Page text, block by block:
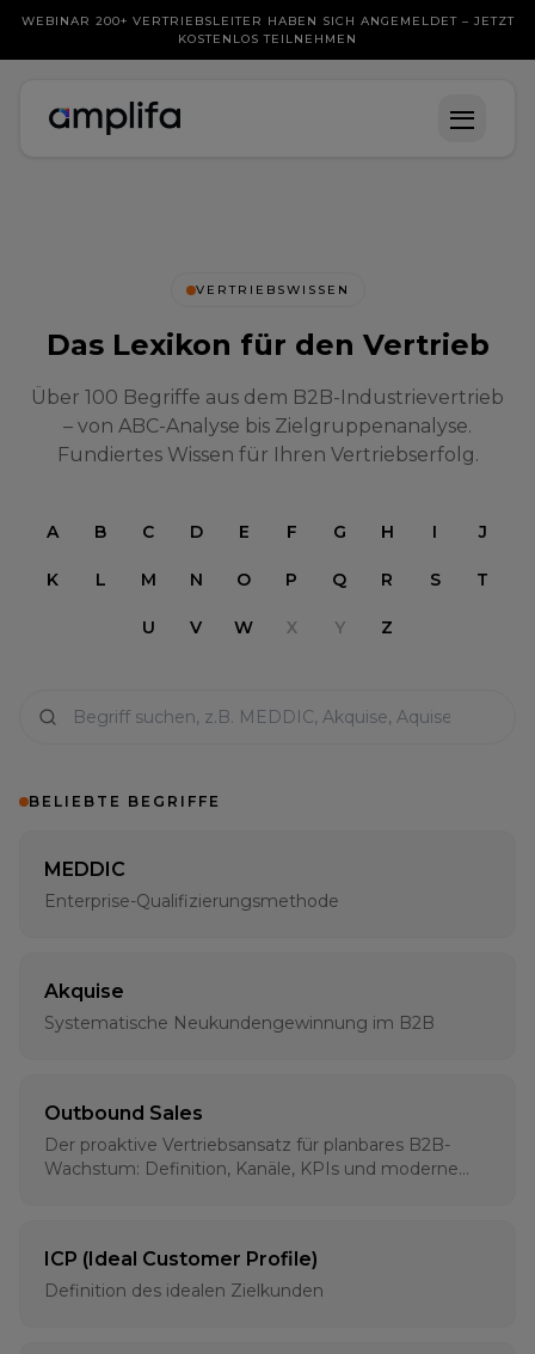
WEBINAR 200+ VERTRIEBSLEITER HABEN SICH ANGEMELDET – JETZT
KOSTENLOS TEILNEHMEN
VERTRIEBSWISSEN
Das Lexikon für den Vertrieb
Über 100 Begriffe aus dem B2B-Industrievertrieb
– von ABC-Analyse bis Zielgruppenanalyse.
Fundiertes Wissen für Ihren Vertriebserfolg.
A B C D E F G H I J
K L M N O P Q R S T
U V W X Y Z
BELIEBTE BEGRIFFE
MEDDIC
Enterprise-Qualifizierungsmethode
Akquise
Systematische Neukundengewinnung im B2B
Outbound Sales
Der proaktive Vertriebsansatz für planbares B2B-
Wachstum: Definition, Kanäle, KPIs und moderne
ICP (Ideal Customer Profile)
Definition des idealen Zielkunden